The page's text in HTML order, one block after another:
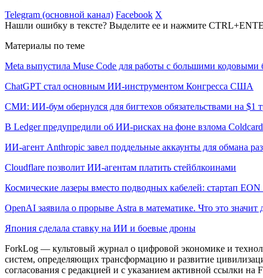
Telegram (основной канал) Facebook X
Нашли ошибку в тексте? Выделите ее и нажмите
Материалы по теме
Meta выпустила Muse Code для работы с большими кодовыми
ChatGPT стал основным ИИ-инструментом Конгресса США
СМИ: ИИ-бум обернулся для бигтехов обязательствами на $1
В Ledger предупредили об ИИ-рисках на фоне взлома Coldcard
ИИ-агент Anthropic завел поддельные аккаунты для обмана
Cloudflare позволит ИИ-агентам платить стейблкоинами
Космические лазеры вместо подводных кабелей: стартап
OpenAI заявила о прорыве Astra в математике. Что это значит
Япония сделала ставку на ИИ и боевые дроны
ForkLog — культовый журнал о цифровой экономике и
систем, определяющих трансформацию и развитие
согласования с редакцией и с указанием активной ссылки на